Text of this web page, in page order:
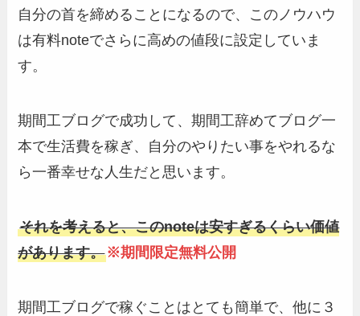
自分の首を締めることになるので、このノウハウ
は有料noteでさらに高めの値段に設定していま
す。
期間工ブログで成功して、期間工辞めてブログ一
本で生活費を稼ぎ、自分のやりたい事をやれるな
ら一番幸せな人生だと思います。
それを考えると、このnoteは安すぎるくらい価値
があります。※期間限定無料公開
期間工ブログで稼ぐことはとても簡単で、他に３